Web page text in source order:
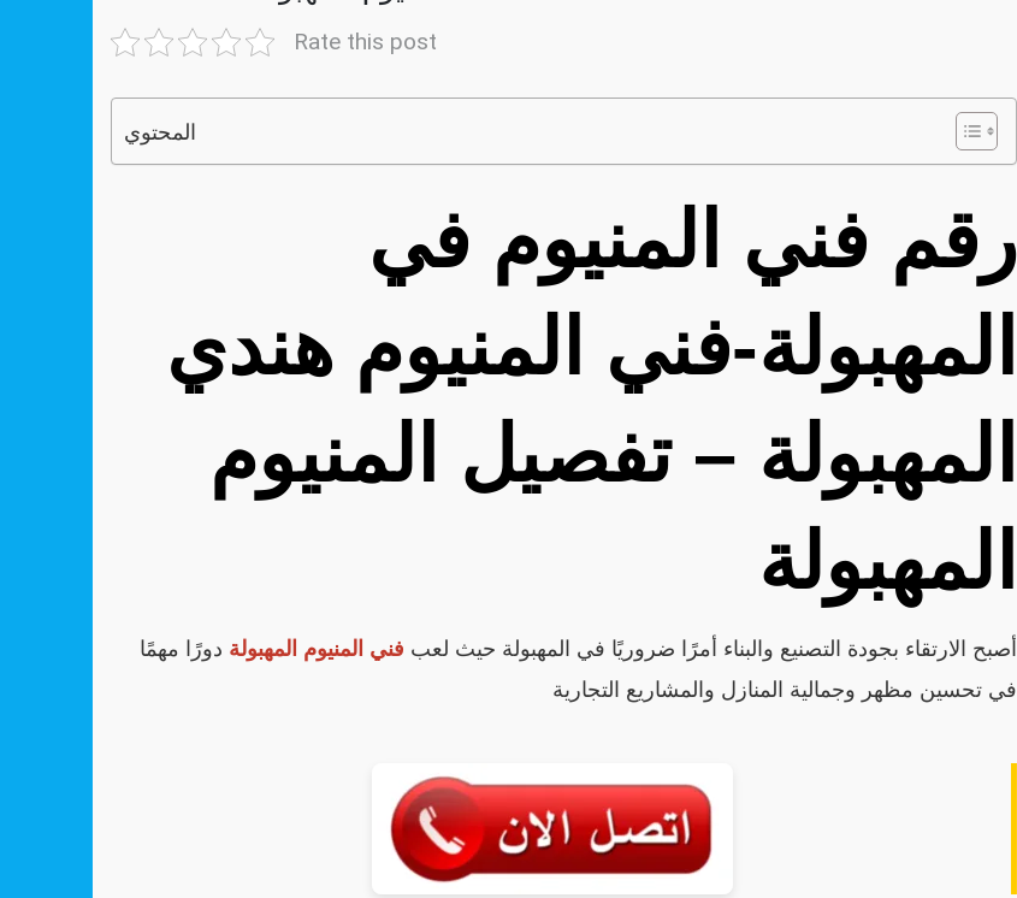
Rate this post
المحتوي
المهبولة-فني المنيوم هندي
المهبولة – تفصيل المنيوم
المهبولة
أصبح الارتقاء بجودة التصنيع والبناء أمرًا ضروريًا في المهبولة حيث لعب فني المنيوم المهبولة دورًا مهمًا
في تحسين مظهر وجمالية المنازل والمشاريع التجارية